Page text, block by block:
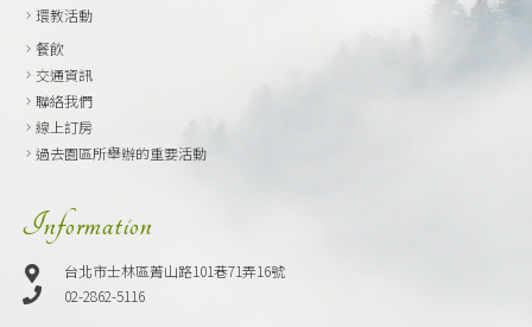
環教活動
餐飲
交通資訊
聯絡我們
線上訂房
過去園區所舉辦的重要活動
Information
台北市士林區菁山路101巷71弄16號
02-2862-5116